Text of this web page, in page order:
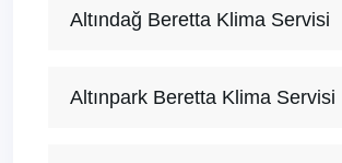
Altındağ Beretta Klima Servisi
Altınpark Beretta Klima Servisi